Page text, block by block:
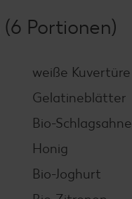
(6 Portionen)
weiße Kuvertüre
Gelatineblätter
Bio-Schlagsahne
Honig
Bio-Joghurt